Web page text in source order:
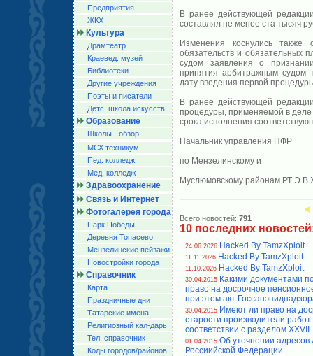
Предприятия
ЖКХ
Культура
Драмтеатр
Краевед. музей
Библиотеки
Другие учреждения
Поэты и писатели
Детс. школа искусств
Образование
Школы - обзор
МСХ техникум
Пед. колледж
Мед. колледж
Здравоохранение
Связь и Интернет
Фотогалерея города
Парк Победы
Деревня Топасево
Мензелинские пейзажи
Новостройки города
Справочник
Карта
Праздничные дни
Татарские имена
Религиозный кал-дарь
Тел. справочник
Коды городов/райoнов
В ранее действующей
составлял не менее ста тысяч
Изменения коснулись
обязательств и обязательных
судом заявления о
принятия арбитражным судом
дату введения первой
В ранее действующей
процедуры, применяемой в
срока исполнения
Начальник управления ПФР
по Мензелинскому и
Муслюмовскому районам РТ
Всего новостей: 791
10 последних
24.06.2026 Hacked By TamzXploit
11.11.2026 Hacked By TamzXploit
11.10.2026 Hacked By TamzXploit
30.04.2015 Какими документами
право на досрочное
при этом акт
30.04.2015 Имеют ли право на
старости производители
соответствии с разделом XXVII
01.04.2015 Об уточнении
Россиийской Федерации